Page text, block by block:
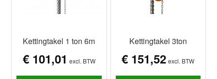
Kettingtakel 1 ton 6m
€101,01 excl. BTW
Kettingtakel 3ton
€ 151,52 excl. BTW